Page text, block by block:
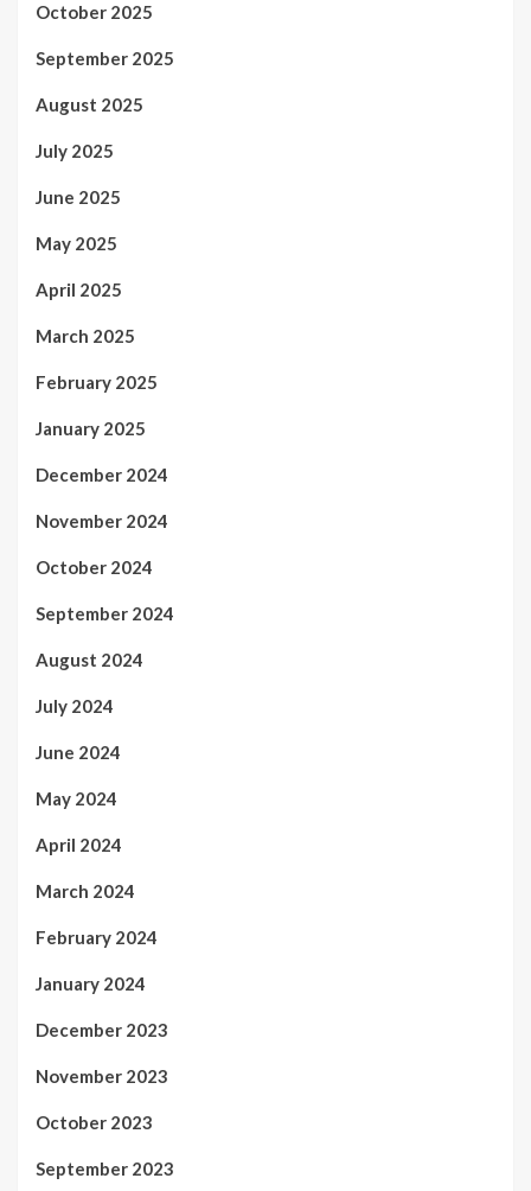
October 2025
September 2025
August 2025
July 2025
June 2025
May 2025
April 2025
March 2025
February 2025
January 2025
December 2024
November 2024
October 2024
September 2024
August 2024
July 2024
June 2024
May 2024
April 2024
March 2024
February 2024
January 2024
December 2023
November 2023
October 2023
September 2023